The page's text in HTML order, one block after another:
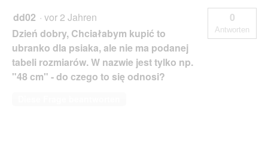
dd02 · vor 2 Jahren
Dzień dobry, Chciałabym kupić to
ubranko dla psiaka, ale nie ma podanej
tabeli rozmiarów. W nazwie jest tylko np.
"48 cm" - do czego to się odnosi?
0
Antworten